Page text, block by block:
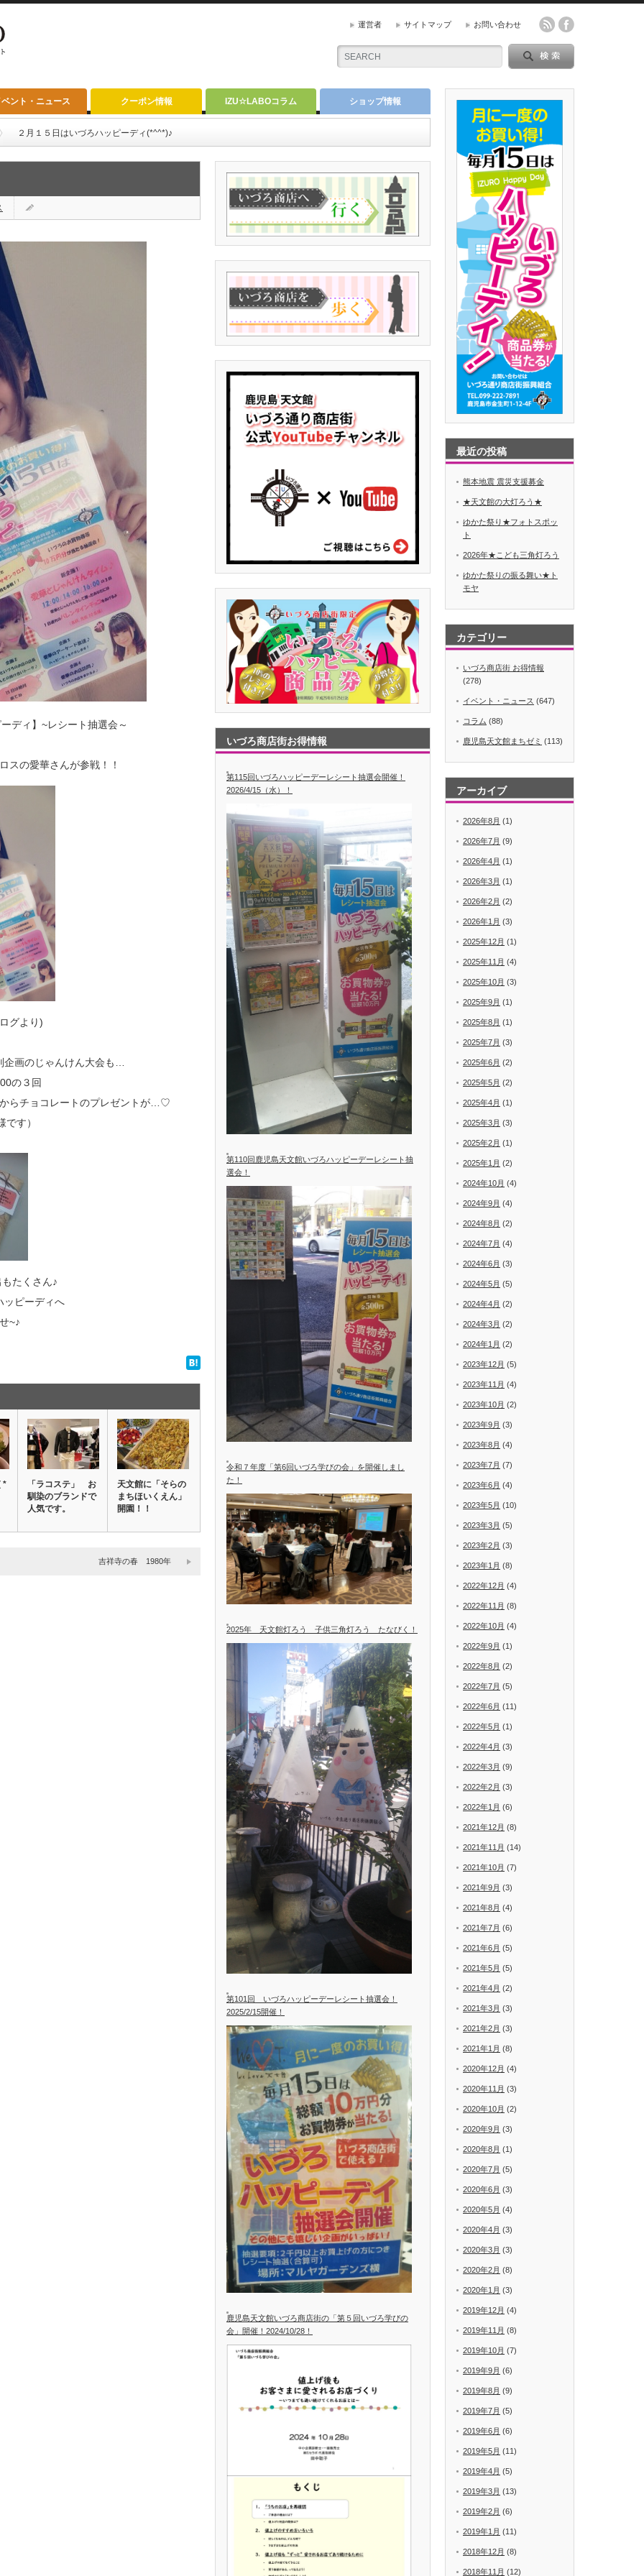
運営者 サイトマップ お問い合わせ
ベント・ニュース クーポン情報 IZU☆LABOコラム ショップ情報
２月１５日はいづろハッピーディ(*^^*)♪
ディ】~レシート抽選会～
スの愛華さんが参戦！！
グより)
画のじゃんけん大会も…
の３回
らチョコレートのプレゼントが…♡
す）
たくさん♪
ッピーディへ
~♪
*
「ラコステ」 お
馴染のブランドで
人気です。
天文館に「そらの
まちほいくえん」
開園！！
吉祥寺の春 1980年
いづろ商店街お得情報
第115回いづろハッピーデーレシート抽選会開催！
2026/4/15（水）！
第110回鹿児島天文館いづろハッピーデーレシート抽
選会！
令和７年度「第6回いづろ学びの会」を開催しまし
た！
2025年 天文館灯ろう 子供三角灯ろう たなびく！
第101回 いづろハッピーデーレシート抽選会！
2025/2/15開催！
鹿児島天文館いづろ商店街の「第５回いづろ学びの
会」開催！2024/10/28！
最近の投稿
熊本地震 震災支援募金
★天文館の大灯ろう★
ゆかた祭り★フォトスポッ
ト
2026年★こども三角灯ろう
ゆかた祭りの振る舞い★ト
モヤ
カテゴリー
いづろ商店街 お得情報
(278)
イベント・ニュース (647)
コラム (88)
鹿児島天文館まちゼミ (113)
アーカイブ
2026年8月 (1)
2026年7月 (9)
2026年4月 (1)
2026年3月 (1)
2026年2月 (2)
2026年1月 (3)
2025年12月 (1)
2025年11月 (4)
2025年10月 (3)
2025年9月 (1)
2025年8月 (1)
2025年7月 (3)
2025年6月 (2)
2025年5月 (2)
2025年4月 (1)
2025年3月 (3)
2025年2月 (1)
2025年1月 (2)
2024年10月 (4)
2024年9月 (4)
2024年8月 (2)
2024年7月 (4)
2024年6月 (3)
2024年5月 (5)
2024年4月 (2)
2024年3月 (2)
2024年1月 (2)
2023年12月 (5)
2023年11月 (4)
2023年10月 (2)
2023年9月 (3)
2023年8月 (4)
2023年7月 (7)
2023年6月 (4)
2023年5月 (10)
2023年3月 (5)
2023年2月 (3)
2023年1月 (8)
2022年12月 (4)
2022年11月 (8)
2022年10月 (4)
2022年9月 (1)
2022年8月 (2)
2022年7月 (5)
2022年6月 (11)
2022年5月 (1)
2022年4月 (3)
2022年3月 (9)
2022年2月 (3)
2022年1月 (6)
2021年12月 (8)
2021年11月 (14)
2021年10月 (7)
2021年9月 (3)
2021年8月 (4)
2021年7月 (6)
2021年6月 (5)
2021年5月 (5)
2021年4月 (2)
2021年3月 (3)
2021年2月 (3)
2021年1月 (8)
2020年12月 (4)
2020年11月 (3)
2020年10月 (2)
2020年9月 (3)
2020年8月 (1)
2020年7月 (5)
2020年6月 (3)
2020年5月 (4)
2020年4月 (3)
2020年3月 (3)
2020年2月 (8)
2020年1月 (3)
2019年12月 (4)
2019年11月 (8)
2019年10月 (7)
2019年9月 (6)
2019年8月 (9)
2019年7月 (5)
2019年6月 (6)
2019年5月 (11)
2019年4月 (5)
2019年3月 (13)
2019年2月 (6)
2019年1月 (11)
2018年12月 (8)
2018年11月 (12)